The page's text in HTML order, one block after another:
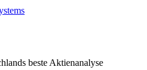
beste Aktienanalyse